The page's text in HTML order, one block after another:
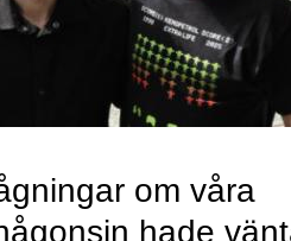
om våra
hade